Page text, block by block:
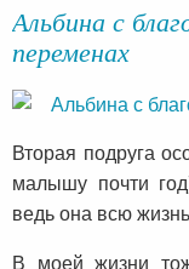
Альбина с
переменах
Вторая подруга
малышу почти
ведь она всю
В моей жизни